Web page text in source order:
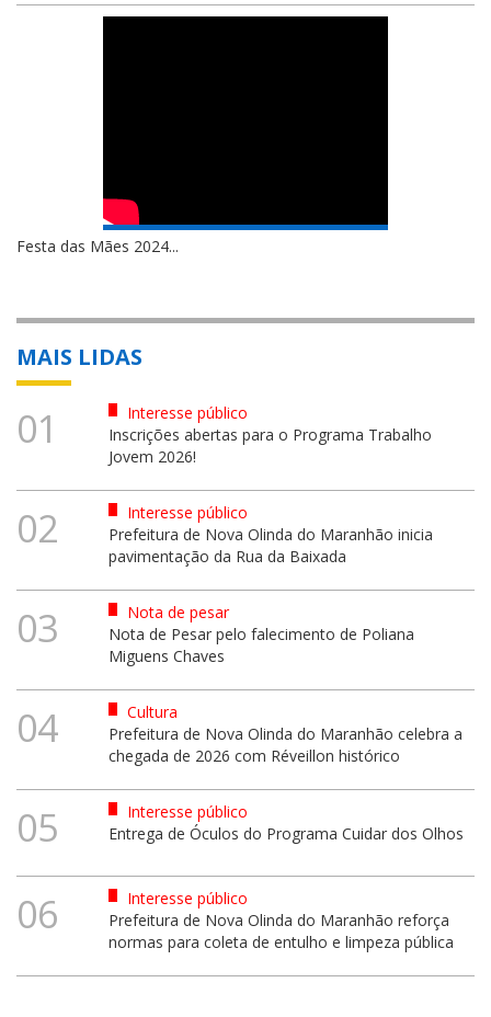
Festa das Mães 2024...
MAIS LIDAS
01
Interesse público
Inscrições abertas para o Programa Trabalho
Jovem 2026!
02
Interesse público
Prefeitura de Nova Olinda do Maranhão inicia
pavimentação da Rua da Baixada
03
Nota de pesar
Nota de Pesar pelo falecimento de Poliana
Miguens Chaves
04
Cultura
Prefeitura de Nova Olinda do Maranhão celebra a
chegada de 2026 com Réveillon histórico
05
Interesse público
Entrega de Óculos do Programa Cuidar dos Olhos
06
Interesse público
Prefeitura de Nova Olinda do Maranhão reforça
normas para coleta de entulho e limpeza pública